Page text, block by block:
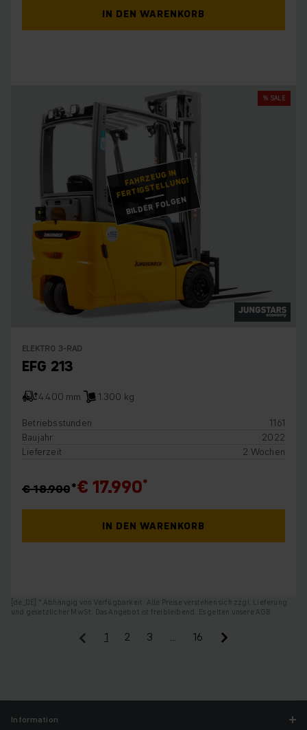
IN DEN WARENKORB
FAHRZEUG IN
FERTIGSTELLUNG!
BILDER FOLGEN
% SALE
ELEKTRO 3-RAD
EFG 213
4.400 mm
1.300 kg
Betriebsstunden
1161
Baujahr
2022
Lieferzeit
2 Wochen
€ 18.900 € 17.990
IN DEN WARENKORB
[de_DE] * Abhängig von Verfügbarkeit. Alle Preise verstehen sich zzgl. Lieferung
und gesetzlicher MwSt. Das Angebot ist freibleibend. Es gelten unsere AGB.
1 2 3 … 16
Information